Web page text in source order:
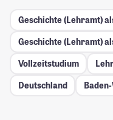
Geschichte (Lehramt)
Geschichte (Lehramt)
Vollzeitstudium
Deutschland